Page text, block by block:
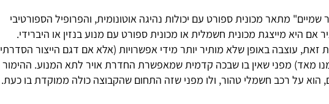
שמיים" מתאר מכונית ספורט עם יכולות נהיגה אוטונומית, והפרופיל הספורטיבי
אם היא מייצגת מכונית חשמלית או מכונית ספורט עם מנוע בנזין או היברידי.
זאת, עוצבה באופן שלא מותיר יותר מידי אפשרויות (אלא אם דגם הייצור הסדרתי
מאד) מפני שאין בו שבכה קדמית שמאפשרת החדרת אויר לתא המנוע. ההימור
הוא על רכב חשמלי טהור, ולו מפני שזה התחום שהקבוצה כולה ממוקדת בו כעת.